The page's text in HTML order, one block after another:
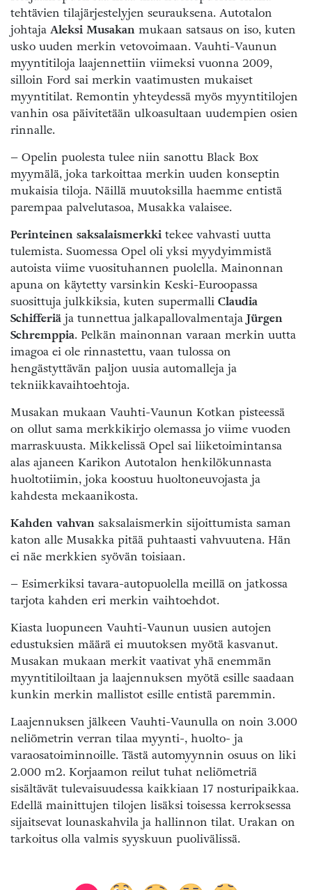
tehtävien tilajärjestelyjen seurauksena. Autotalon
johtaja Aleksi Musakan mukaan satsaus on iso, kuten
usko uuden merkin vetovoimaan. Vauhti-Vaunun
myyntitiloja laajennettiin viimeksi vuonna 2009,
silloin Ford sai merkin vaatimusten mukaiset
myyntitilat. Remontin yhteydessä myös myyntitilojen
vanhin osa päivitetään ulkoasultaan uudempien osien
rinnalle.
– Opelin puolesta tulee niin sanottu Black Box
myymälä, joka tarkoittaa merkin uuden konseptin
mukaisia tiloja. Näillä muutoksilla haemme entistä
parempaa palvelutasoa, Musakka valaisee.
Perinteinen saksalaismerkki tekee vahvasti uutta
tulemista. Suomessa Opel oli yksi myydyimmistä
autoista viime vuosituhannen puolella. Mainonnan
apuna on käytetty varsinkin Keski-Euroopassa
suosittuja julkkiksia, kuten supermalli Claudia
Schifferiä ja tunnettua jalkapallovalmentaja Jürgen
Schremppia. Pelkän mainonnan varaan merkin uutta
imagoa ei ole rinnastettu, vaan tulossa on
hengästyttävän paljon uusia automalleja ja
tekniikkavaihtoehtoja.
Musakan mukaan Vauhti-Vaunun Kotkan pisteessä
on ollut sama merkkikirjo olemassa jo viime vuoden
marraskuusta. Mikkelissä Opel sai liiketoimintansa
alas ajaneen Karikon Autotalon henkilökunnasta
huoltotiimin, joka koostuu huoltoneuvojasta ja
kahdesta mekaanikosta.
Kahden vahvan saksalaismerkin sijoittumista saman
katon alle Musakka pitää puhtaasti vahvuutena. Hän
ei näe merkkien syövän toisiaan.
– Esimerkiksi tavara-autopuolella meillä on jatkossa
tarjota kahden eri merkin vaihtoehdot.
Kiasta luopuneen Vauhti-Vaunun uusien autojen
edustuksien määrä ei muutoksen myötä kasvanut.
Musakan mukaan merkit vaativat yhä enemmän
myyntitiloiltaan ja laajennuksen myötä esille saadaan
kunkin merkin mallistot esille entistä paremmin.
Laajennuksen jälkeen Vauhti-Vaunulla on noin 3.000
neliömetrin verran tilaa myynti-, huolto- ja
varaosatoiminnoille. Tästä automyynnin osuus on liki
2.000 m2. Korjaamon reilut tuhat neliömetriä
sisältävät tulevaisuudessa kaikkiaan 17 nosturipaikkaa.
Edellä mainittujen tilojen lisäksi toisessa kerroksessa
sijaitsevat lounaskahvila ja hallinnon tilat. Urakan on
tarkoitus olla valmis syyskuun puolivälissä.